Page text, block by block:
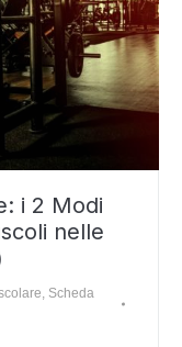
i 2 Modi
nelle
, Scheda